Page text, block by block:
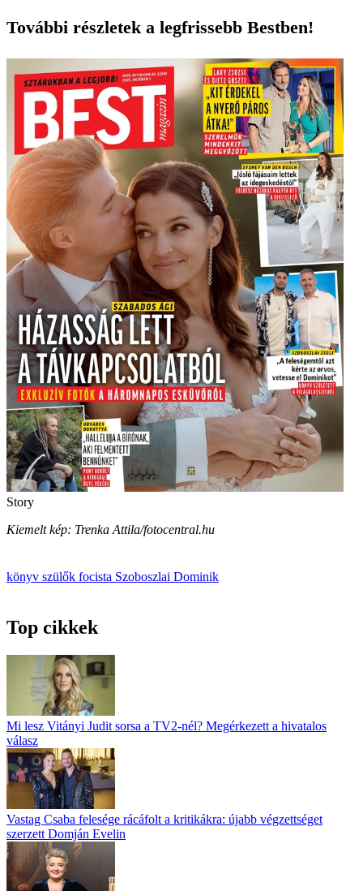
További részletek a legfrissebb Bestben!
Story
Kiemelt kép: Trenka Attila/fotocentral.hu
könyv szülők focista Szoboszlai Dominik
Top cikkek
Mi lesz Vitányi Judit sorsa a TV2-nél? Megérkezett a hivatalos
válasz
Vastag Csaba felesége rácáfolt a kritikákra: újabb végzettséget
szerzett Domján Evelin